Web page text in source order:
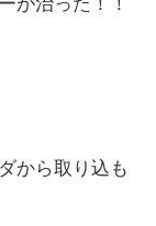
から取り込も